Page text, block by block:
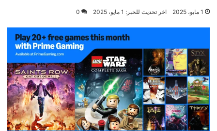
1 مايو، 2025 اخر تحديث للخبر: 1 مايو، 2025 0